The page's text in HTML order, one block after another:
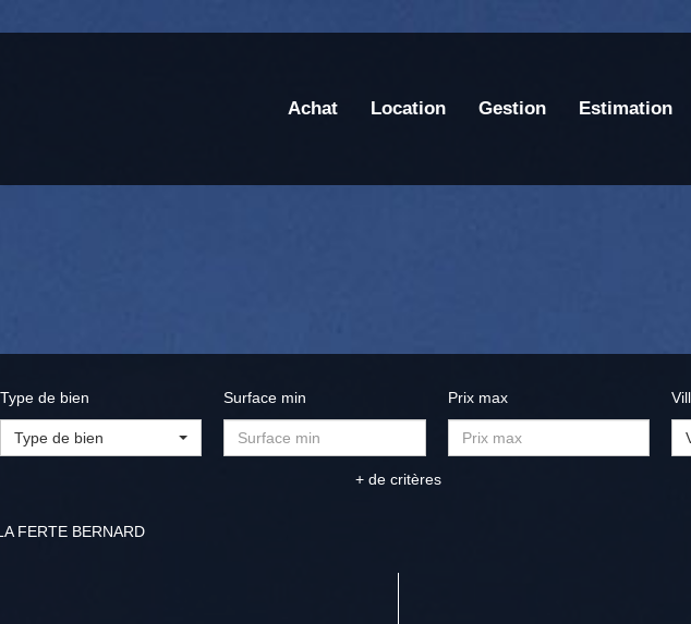
Achat Location Gestion Estimation
Type de bien
Type de bien
Surface min Prix max
+ de critères
FERTE BERNARD